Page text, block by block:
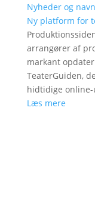
Nyheder og
Ny platform for
arrangører af
markant
TeaterGuiden,
hidtidige online-
Læs mere